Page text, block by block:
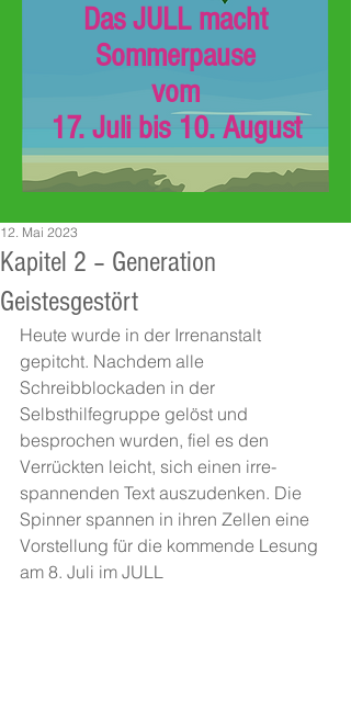
Das JULL macht
Sommerpause
vom
17. Juli bis 10. August
Kapitel 2 – Generation
Geistesgestört
12. Mai 2023
Heute wurde in der Irrenanstalt
gepitcht. Nachdem alle
Schreibblockaden in der
Selbsthilfegruppe gelöst und
besprochen wurden, fiel es den
Verrückten leicht, sich einen irre-
spannenden Text auszudenken. Die
Spinner spannen in ihren Zellen eine
Vorstellung für die kommende Lesung
am 8. Juli im JULL